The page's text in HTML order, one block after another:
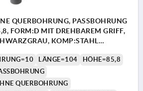
QUERBOHRUNG, PASSBOHRUNG
FORM:D MIT DREHBAREM GRIFF,
KOMP:STAHL
LÄNGE=104
HÖHE=85,8
QUERBOHRUNG